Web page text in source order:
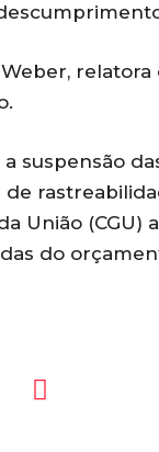
suspensão
União (CGU)
do